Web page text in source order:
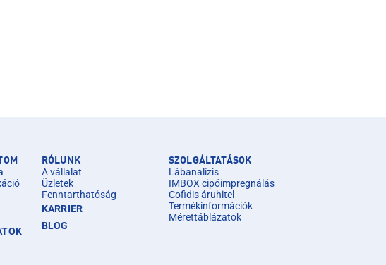
RÓLUNK
A vállalat
Üzletek
Fenntarthatóság
KARRIER
BLOG
SZOLGÁLTATÁSOK
Lábanalízis
IMBOX cipőimpregnálás
Cofidis áruhitel
Termékinformációk
Mérettáblázatok